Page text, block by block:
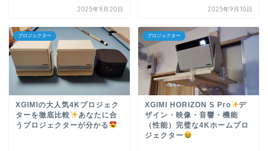
2025年9月20日 2025年9月10日
プロジェクター
XGIMIの大人気4Kプロジェク
ターを徹底比較
あなたに合
うプロジェクターが分かる
プロジェクター
XGIMI HORIZON S Pro
デ
ザイン・映像・音響・機能
（性能）完璧な4Kホームプロ
ジェクター